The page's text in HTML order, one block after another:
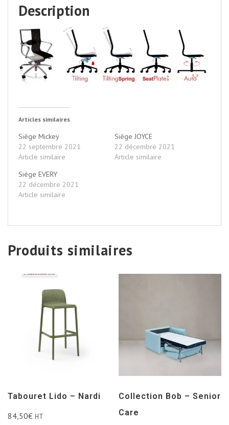
Description
Articles similaires
Siège Mickey
22 septembre 2021
Article similaire
Siège JOYCE
22 décembre 2021
Article similaire
Siège EVERY
22 décembre 2021
Article similaire
Produits similaires
Tabouret Lido – Nardi
84,50€ HT
Collection Bob – Senior
Care